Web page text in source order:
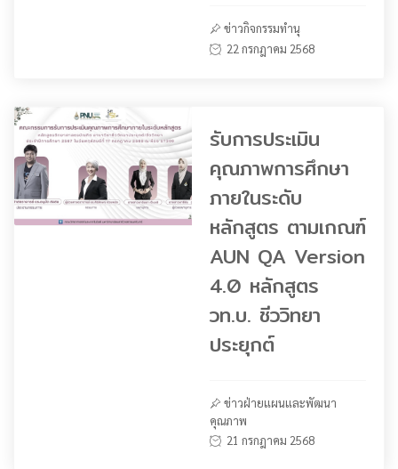
ข่าวกิจกรรมทำนุ
22 กรกฎาคม 2568
รับการประเมิน
คุณภาพการศึกษา
ภายในระดับ
หลักสูตร ตามเกณฑ์
AUN QA Version
4.0 หลักสูตร
วท.บ. ชีววิทยา
ประยุกต์
ข่าวฝ่ายแผนและพัฒนา
คุณภาพ
21 กรกฎาคม 2568